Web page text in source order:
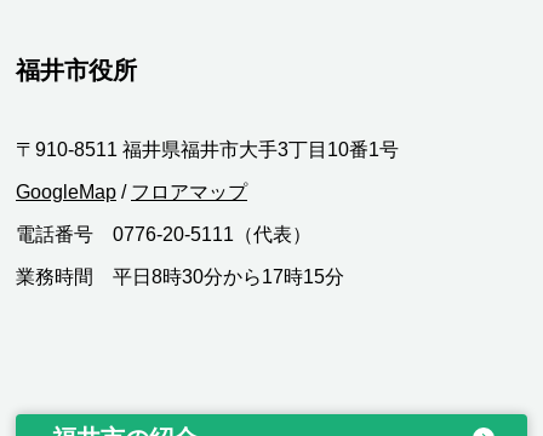
福井市役所
〒910-8511 福井県福井市大手3丁目10番1号
GoogleMap / フロアマップ
電話番号 0776-20-5111（代表）
業務時間 平日8時30分から17時15分